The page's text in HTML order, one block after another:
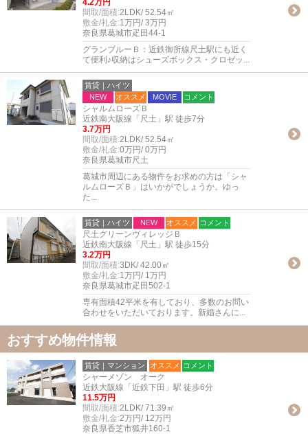
4.2万円
間取/面積:2LDK/ 52.54㎡
敷金/礼金:1万円/ 3万円
奈良県葛城市疋田44-1
グランブルーＢ：近鉄御所線尺土駅にも近く
て便利♪収納はシューズボックス・クロゼッ...
賃貸｜ハイツ
NEW
オススメ MOVIE コメント
シャルムローズＢ
近鉄南大阪線「尺土」駅 徒歩7分
3.7万円
間取/面積:2LDK/ 52.54㎡
敷金/礼金:0万円/ 0万円
奈良県葛城市尺土
葛城市周辺にある物件をお求めの方は「シャ
ルムローズＢ」はいかがでしょうか。ゆっ
た...
賃貸｜ハイツ NEW オススメ コメント
尺土グリーンヴィレッジＢ
近鉄南大阪線「尺土」駅 徒歩15分
3.2万円
間取/面積:3DK/ 42.00㎡
敷金/礼金:1万円/ 1万円
奈良県葛城市疋田502-1
専有面積42平米を有しており、多数のお問い
合わせをいただいております。新婚さんに...
おすすめ物件情報
賃貸｜マンション オススメ コメント
シャーメゾン オーク
近鉄大阪線「近鉄下田」駅 徒歩6分
11.5万円
間取/面積:2LDK/ 71.39㎡
敷金/礼金:2万円/ 12万円
奈良県香芝市狐井160-1